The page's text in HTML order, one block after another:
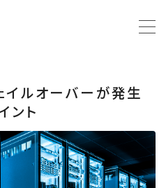
ルオーバーが発生
ント